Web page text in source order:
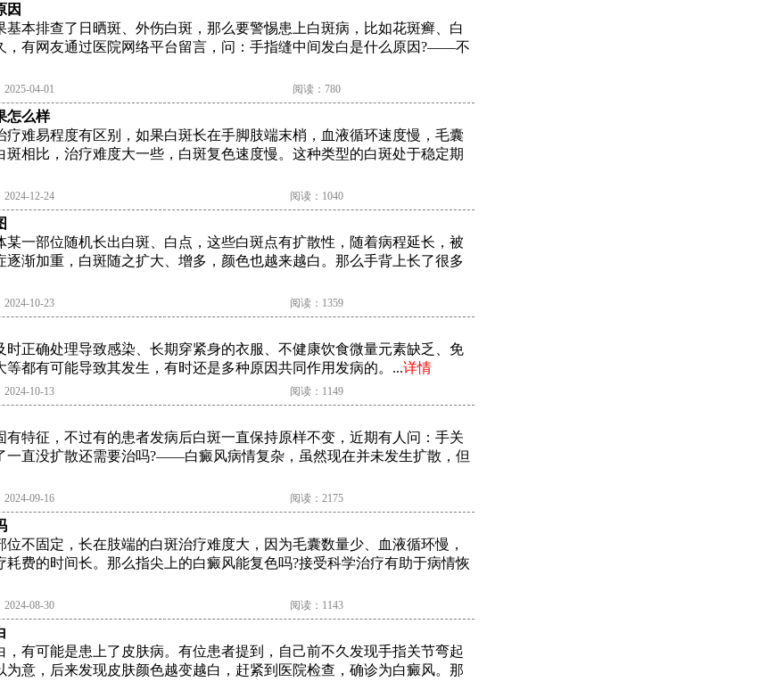
因
基本排查了日晒斑、外伤白斑，那么要警惕患上白斑病，比如花斑癣、白
，有网友通过医院网络平台留言，问：手指缝中间发白是什么原因?——不
04-01 阅读：780
怎么样
疗难易程度有区别，如果白斑长在手脚肢端末梢，血液循环速度慢，毛囊
斑相比，治疗难度大一些，白斑复色速度慢。这种类型的白斑处于稳定期
12-24 阅读：1040
某一部位随机长出白斑、白点，这些白斑点有扩散性，随着病程延长，被
逐渐加重，白斑随之扩大、增多，颜色也越来越白。那么手背上长了很多
10-23 阅读：1359
时正确处理导致感染、长期穿紧身的衣服、不健康饮食微量元素缺乏、免
等都有可能导致其发生，有时还是多种原因共同作用发病的。...详情
10-13 阅读：1149
有特征，不过有的患者发病后白斑一直保持原样不变，近期有人问：手关
一直没扩散还需要治吗?——白癜风病情复杂，虽然现在并未发生扩散，但
09-16 阅读：2175
位不固定，长在肢端的白斑治疗难度大，因为毛囊数量少、血液循环慢，
耗费的时间长。那么指尖上的白癜风能复色吗?接受科学治疗有助于病情恢
08-30 阅读：1143
，有可能是患上了皮肤病。有位患者提到，自己前不久发现手指关节弯起
为意，后来发现皮肤颜色越变越白，赶紧到医院检查，确诊为白癜风。那